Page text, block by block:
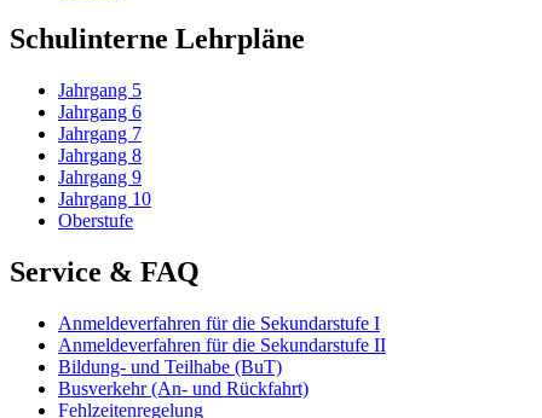
Schulinterne Lehrpläne
Jahrgang 5
Jahrgang 6
Jahrgang 7
Jahrgang 8
Jahrgang 9
Jahrgang 10
Oberstufe
Service & FAQ
Anmeldeverfahren für die Sekundarstufe I
Anmeldeverfahren für die Sekundarstufe II
Bildung- und Teilhabe (BuT)
Busverkehr (An- und Rückfahrt)
Fehlzeitenregelung